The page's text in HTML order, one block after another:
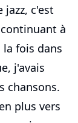
jazz, c'est
à
la fois dans
j'avais
chansons.
plus vers